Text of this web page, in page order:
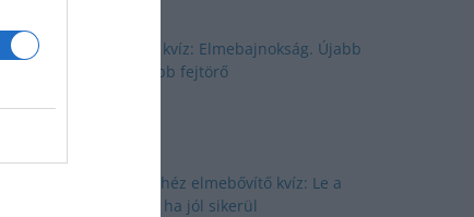
Agytorna kvíz: Elmebajnokság. Újabb
quiz, újabb fejtörő
Brutál nehéz elmebővítő kvíz: Le a
kalappal, ha jól sikerül